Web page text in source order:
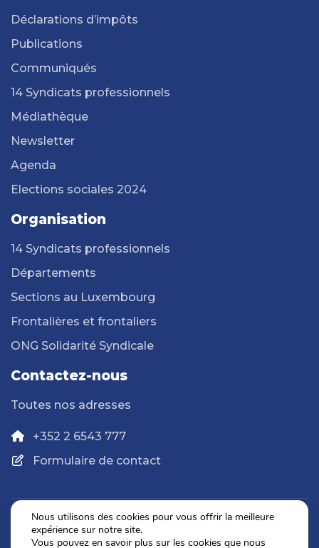
Déclarations d’impôts
Publications
Communiqués
14 Syndicats professionnels
Médiathèque
Newsletter
Agenda
Elections sociales 2024
Organisation
14 Syndicats professionnels
Départements
Sections au Luxembourg
Frontalières et frontaliers
ONG Solidarité Syndicale
Contactez-nous
Toutes nos adresses
+352 2 6543 777
Formulaire de contact
Politique de confidentialité
Nous utilisons des cookies pour vous offrir la meilleure
expérience sur notre site.
Vous pouvez en savoir plus sur les cookies que nous